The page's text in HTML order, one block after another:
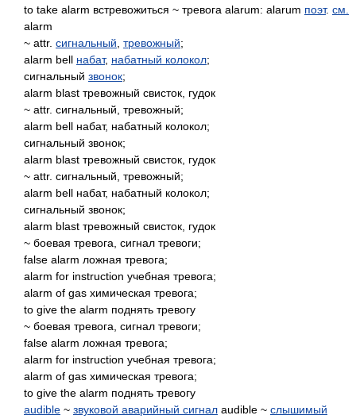
to take alarm встревожиться ~ тревога alarum: alarum поэт. см.
alarm
~ attr. сигнальный тревожный;
alarm bell набат, набатный колокол;
сигнальный звонок;
alarm blast тревожный свисток, гудок
~ attr. сигнальный, тревожный;
alarm bell набат, набатный колокол;
сигнальный звонок;
alarm blast тревожный свисток, гудок
~ attr. сигнальный, тревожный;
alarm bell набат, набатный колокол;
сигнальный звонок;
alarm blast тревожный свисток, гудок
~ боевая тревога, сигнал тревоги;
false alarm ложная тревога;
alarm for instruction учебная тревога;
alarm of gas химическая тревога;
to give the alarm поднять тревогу
~ боевая тревога, сигнал тревоги;
false alarm ложная тревога;
alarm for instruction учебная тревога;
alarm of gas химическая тревога;
to give the alarm поднять тревогу
audible ~ звуковой аварийный сигнал audible ~ слышимый